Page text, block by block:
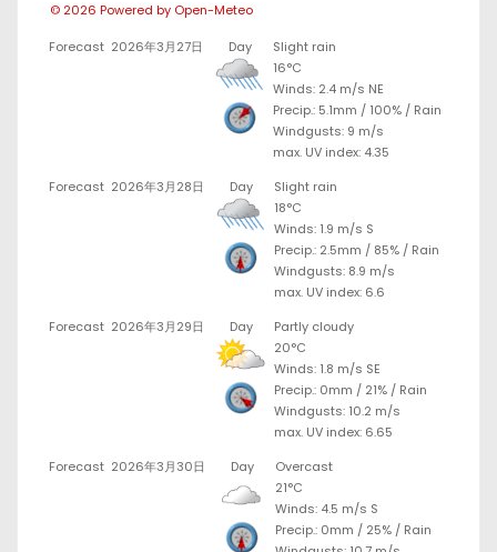
© 2026 Powered by Open-Meteo
Forecast 2026年3月27日 Day
Slight rain
16°C
Winds: 2.4 m/s NE
Precip.: 5.1mm / 100% / Rain
Windgusts: 9 m/s
max. UV index: 4.35
Forecast 2026年3月28日 Day
Slight rain
18°C
Winds: 1.9 m/s S
Precip.: 2.5mm / 85% / Rain
Windgusts: 8.9 m/s
max. UV index: 6.6
Forecast 2026年3月29日 Day
Partly cloudy
20°C
Winds: 1.8 m/s SE
Precip.: 0mm / 21% / Rain
Windgusts: 10.2 m/s
max. UV index: 6.65
Forecast 2026年3月30日 Day
Overcast
21°C
Winds: 4.5 m/s S
Precip.: 0mm / 25% / Rain